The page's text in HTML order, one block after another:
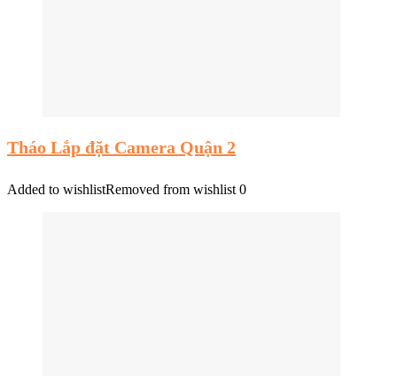
Tháo Lắp đặt Camera Quận 2
Added to wishlistRemoved from wishlist 0